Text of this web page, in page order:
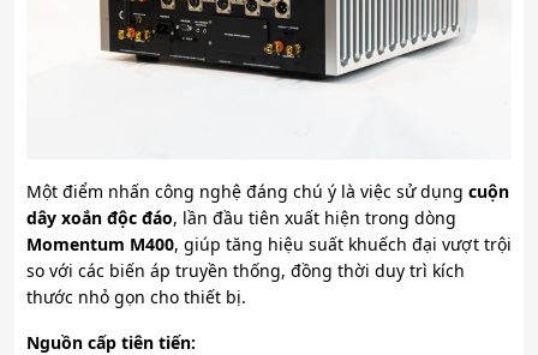
Một điểm nhấn công nghệ đáng chú ý là việc sử dụng cuộn
dây xoắn độc đáo, lần đầu tiên xuất hiện trong dòng
Momentum M400, giúp tăng hiệu suất khuếch đại vượt trội
so với các biến áp truyền thống, đồng thời duy trì kích
thước nhỏ gọn cho thiết bị.
Nguồn cấp tiên tiến: